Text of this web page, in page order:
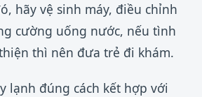
hãy vệ sinh máy, điều chỉnh
cường uống nước, nếu tình
thì nên đưa trẻ đi khám.
lạnh đúng cách kết hợp với